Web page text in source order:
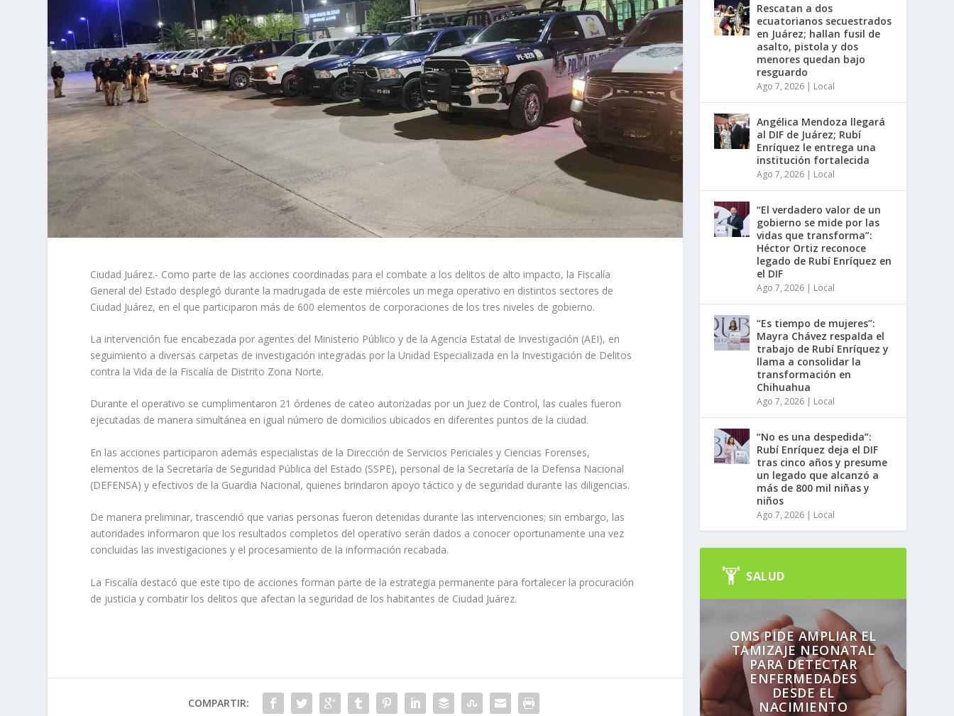
Ciudad Juárez.- Como parte de las acciones coordinadas para el combate a los delitos de alto impacto, la Fiscalía
General del Estado desplegó durante la madrugada de este miércoles un mega operativo en distintos sectores de
Ciudad Juárez, en el que participaron más de 600 elementos de corporaciones de los tres niveles de gobierno.
La intervención fue encabezada por agentes del Ministerio Público y de la Agencia Estatal de Investigación (AEI), en
seguimiento a diversas carpetas de investigación integradas por la Unidad Especializada en la Investigación de Delitos
contra la Vida de la Fiscalía de Distrito Zona Norte.
Durante el operativo se cumplimentaron 21 órdenes de cateo autorizadas por un Juez de Control, las cuales fueron
ejecutadas de manera simultánea en igual número de domicilios ubicados en diferentes puntos de la ciudad.
En las acciones participaron además especialistas de la Dirección de Servicios Periciales y Ciencias Forenses,
elementos de la Secretaría de Seguridad Pública del Estado (SSPE), personal de la Secretaría de la Defensa Nacional
(DEFENSA) y efectivos de la Guardia Nacional, quienes brindaron apoyo táctico y de seguridad durante las diligencias.
De manera preliminar, trascendió que varias personas fueron detenidas durante las intervenciones; sin embargo, las
autoridades informaron que los resultados completos del operativo serán dados a conocer oportunamente una vez
concluidas las investigaciones y el procesamiento de la información recabada.
La Fiscalía destacó que este tipo de acciones forman parte de la estrategia permanente para fortalecer la procuración
de justicia y combatir los delitos que afectan la seguridad de los habitantes de Ciudad Juárez.
COMPARTIR:
Rescatan a dos
ecuatorianos secuestrados
en Juárez; hallan fusil de
asalto, pistola y dos
menores quedan bajo
resguardo
Ago 7, 2026 | Local
Angélica Mendoza llegará
al DIF de Juárez; Rubí
Enríquez le entrega una
institución fortalecida
Ago 7, 2026 | Local
“El verdadero valor de un
gobierno se mide por las
vidas que transforma”:
Héctor Ortiz reconoce
legado de Rubí Enríquez en
el DIF
Ago 7, 2026 | Local
“Es tiempo de mujeres”:
Mayra Chávez respalda el
trabajo de Rubí Enríquez y
llama a consolidar la
transformación en
Chihuahua
Ago 7, 2026 | Local
“No es una despedida”:
Rubí Enríquez deja el DIF
tras cinco años y presume
un legado que alcanzó a
más de 800 mil niñas y
niños
Ago 7, 2026 | Local
SALUD
OMS PIDE AMPLIAR EL
TAMIZAJE NEONATAL
PARA DETECTAR
ENFERMEDADES
DESDE EL
NACIMIENTO